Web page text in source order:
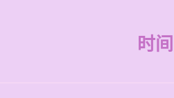
时